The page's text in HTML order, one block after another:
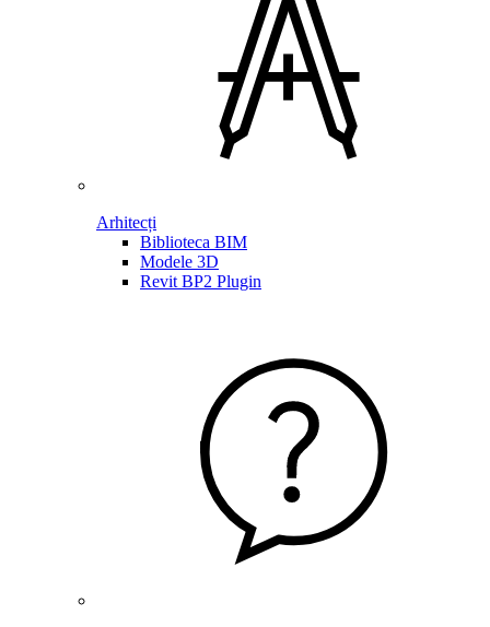
Arhitecți
Biblioteca BIM
Modele 3D
Revit BP2 Plugin